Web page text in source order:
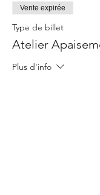
Vente expirée
Type de billet
Atelier
Plus d'info